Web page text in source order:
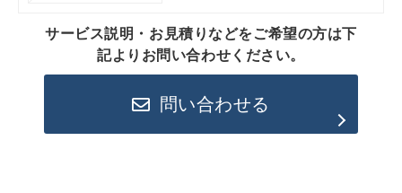
サービス説明・お見積りなどをご希望の方は下
記よりお問い合わせください。
問い合わせる